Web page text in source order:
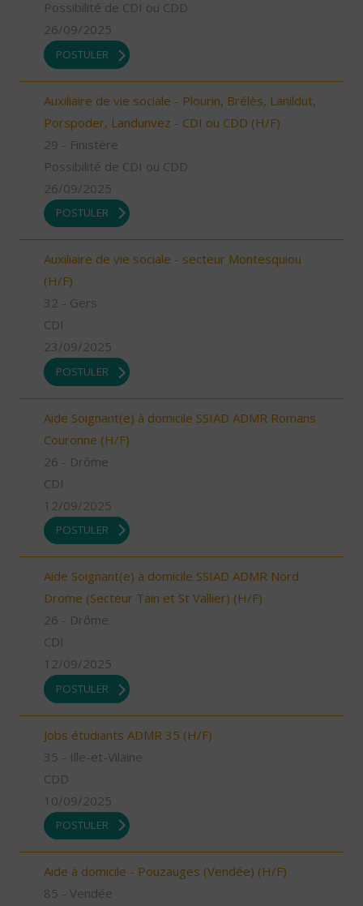
Possibilité de CDI ou CDD
26/09/2025
POSTULER
Auxiliaire de vie sociale - Plourin, Brélès, Lanildut,
Porspoder, Landunvez - CDI ou CDD (H/F)
29 - Finistère
Possibilité de CDI ou CDD
26/09/2025
POSTULER
Auxiliaire de vie sociale - secteur Montesquiou
(H/F)
32 - Gers
CDI
23/09/2025
POSTULER
Aide Soignant(e) à domicile SSIAD ADMR Romans
Couronne (H/F)
26 - Drôme
CDI
12/09/2025
POSTULER
Aide Soignant(e) à domicile SSIAD ADMR Nord
Drome (Secteur Tain et St Vallier) (H/F)
26 - Drôme
CDI
12/09/2025
POSTULER
Jobs étudiants ADMR 35 (H/F)
35 - Ille-et-Vilaine
CDD
10/09/2025
POSTULER
Aide à domicile - Pouzauges (Vendée) (H/F)
85 - Vendée